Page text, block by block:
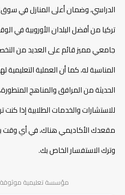
نظام الدراسة بعد التحويل أو
فرص العمل أثناء الدراسة في تركيا
الاعتراف بشهادات الدراسة في
خطوات التقديم على استكمال
مميزات التقديم عبر خبراء
الأسئلة الشائعة حول استكمال
شروط دراسة التمريض في تركيا
الدراسي، وضمان أعلى المنازل في سوق
تركيا من أفضل البلدان الأوروبية في
جامعي مميز قائم على العديد من
المناسبة له، كما أن العملية
الحديثة من المرافق والمناهج
للاستشارات والخدمات الطلابية إذا
مقعدك الأكاديمي هناك، في أي وقت
وترك الاستفسار الخاص بك.
مؤسسة تعليمية موثوقة